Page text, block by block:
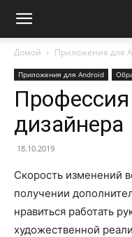
Домой Приложения для
Приложения для Android
Профессия
дизайнера
18.10.2019
Скорость изменений
получении
нравиться работать
художественной